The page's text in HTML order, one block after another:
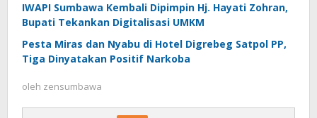
IWAPI Sumbawa Kembali Dipimpin Hj. Hayati Zohran,
Bupati Tekankan Digitalisasi UMKM
Pesta Miras dan Nyabu di Hotel Digrebeg Satpol PP,
Tiga Dinyatakan Positif Narkoba
oleh zensumbawa